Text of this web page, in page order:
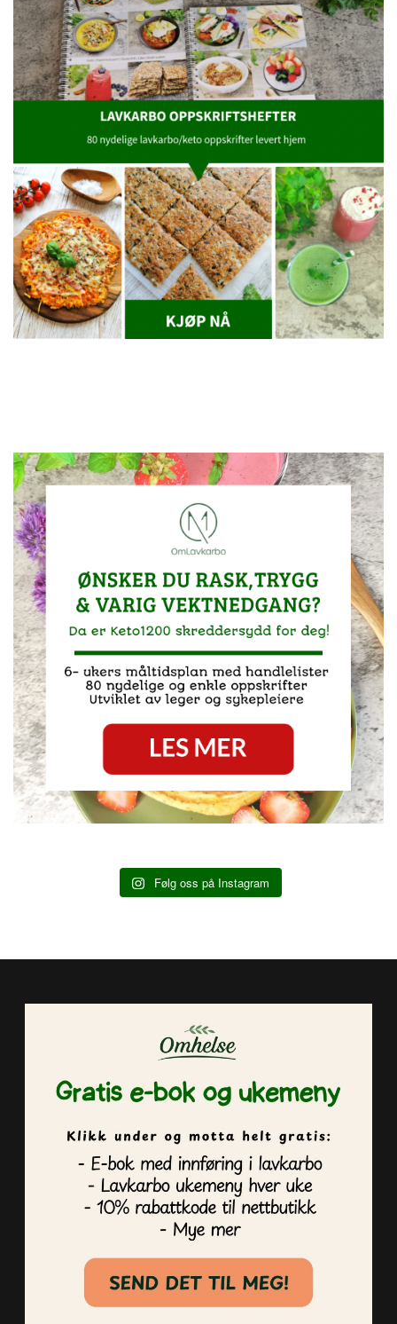
Følg oss på Instagram